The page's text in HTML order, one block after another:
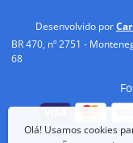
Desenvolvido por
BR 470, nº 2751 -
68
Olá! Usamos cookies